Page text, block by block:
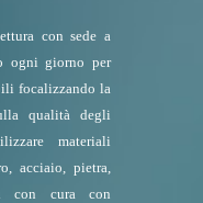
con sede a
ogni giorno per
focalizzando la
qualità degli
materiali
acciaio, pietra,
con cura con